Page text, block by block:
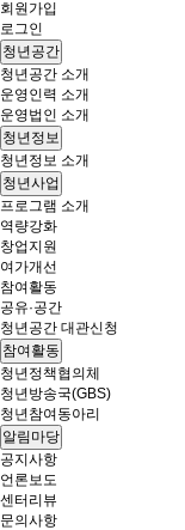
회원가입
로그인
청년공간
청년공간 소개
운영인력 소개
운영법인 소개
청년정보
청년정보 소개
청년사업
프로그램 소개
역량강화
창업지원
여가개선
참여활동
공유·공간
청년공간 대관신청
참여활동
청년정책협의체
청년방송국(GBS)
청년참여동아리
알림마당
공지사항
언론보도
센터리뷰
문의사항